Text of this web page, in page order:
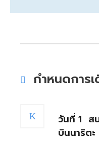
กำหนดการ
วันที่ 1 ส
บินนาริตะ